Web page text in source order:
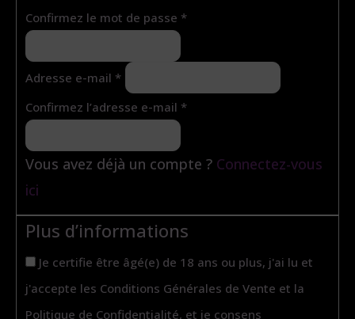
Confirmez le mot de passe *
Adresse e-mail *
Confirmez l’adresse e-mail *
Vous avez déjà un compte ? Connectez-vous
ici
Plus d’informations
Je certifie être âgé(e) de 18 ans ou plus, j'ai lu et
j'accepte les Conditions Générales de Vente et la
Politique de Confidentialité, et je consens